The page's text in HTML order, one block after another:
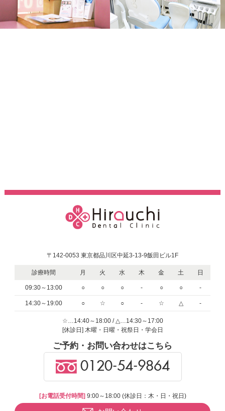
〒142-0053 東京都品川区中延3-13-9飯田ビル1F
診療時間 月 火 水 木 金 土 日
09:30～13:00 ○ ○ ○ - ○ ○ -
14:30～19:00 ○ ☆ ○ - ☆ △ -
☆…14:40～18:00 / △…14:30～17:00
[休診日] 木曜・日曜・祝祭日・学会日
ご予約・お問い合わせはこちら
0120-54-9864
[お電話受付時間] 9:00～18:00 (休診日：木・日・祝日)